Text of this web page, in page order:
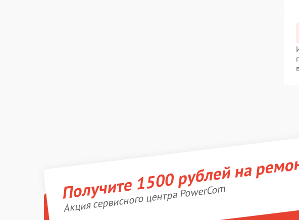
Получите 1500 рублей на
Акция сервисного центра PowerCom